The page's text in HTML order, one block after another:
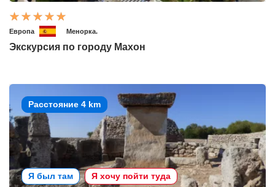
Европа Менорка.
Экскурсия по городу Махон
Расстояние 4 km
Я был там Я хочу пойти туда